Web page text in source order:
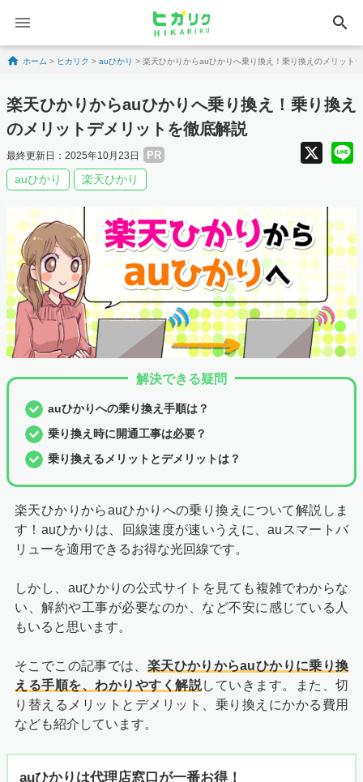
search
Skip to content
ホーム > ヒカリク > auひかり > 楽天ひかりからauひかりへ乗り換え！乗り換えのメリット
楽天ひかりからauひかりへ乗り換え！乗り換え
のメリットデメリットを徹底解説
最終更新日：2025年10月23日 PR X
auひかり 楽天ひかり
解決できる疑問
auひかりへの乗り換え手順は？
乗り換え時に開通工事は必要？
乗り換えるメリットとデメリットは？
楽天ひかりからauひかりへの乗り換えについて解説しま
す！auひかりは、回線速度が速いうえに、auスマートバ
リューを適用できるお得な光回線です。
しかし、auひかりの公式サイトを見ても複雑でわからな
い、解約や工事が必要なのか、など不安に感じている人
もいると思います。
そこでこの記事では、 楽天ひかりからauひかりに乗り換
える手順を、わかりやすく解説していきます。また、切
り替えるメリットとデメリット、乗り換えにかかる費用
なども紹介しています。
auひかりは代理店窓口が一番お得！